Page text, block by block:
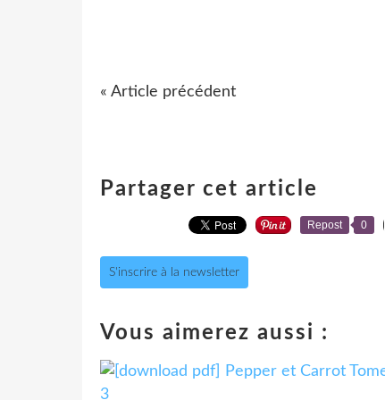
« Article précédent
Partager cet article
Repost 0
S'inscrire à la newsletter
Vous aimerez aussi :